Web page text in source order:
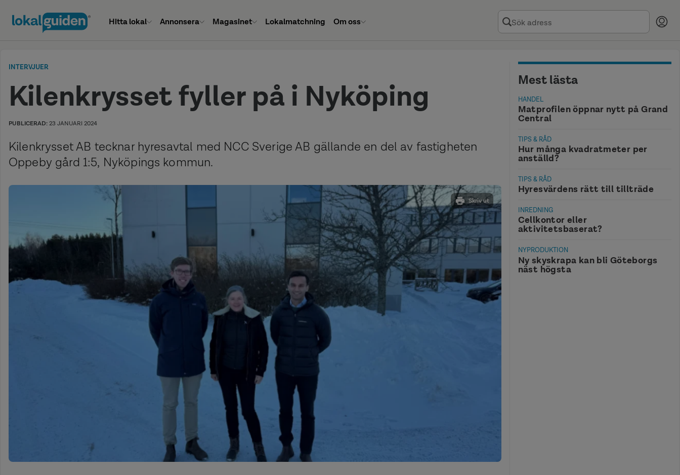
Hitta lokal Annonsera Magasinet Lokalmatchning Om oss
INTERVJUER
Kilenkrysset fyller på i Nyköping
PUBLICERAD:23 JANUARI 2024
Kilenkrysset AB tecknar hyresavtal med NCC Sverige AB gällande en del av fastigheten
Oppeby gård 1:5, Nyköpings kommun.
Skriv ut
Mest lästa
HANDEL
Matprofilen öppnar nytt på Grand
Central
TIPS & RÅD
Hur många kvadratmeter per
anställd?
TIPS & RÅD
Hyresvärdens rätt till tillträde
INREDNING
Cellkontor eller
aktivitetsbaserat?
NYPRODUKTION
Ny skyskrapa kan bli Göteborgs
näst högsta